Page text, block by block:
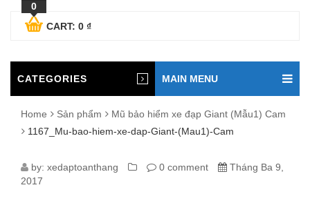
0
CART: 0 ₫
CATEGORIES MAIN MENU
Home Sản phẩm
Mũ bảo hiểm xe đạp Giant (Mẫu1) Cam
1167_Mu-bao-hiem-xe-dap-Giant-(Mau1)-Cam
1167_MU-
by: xedaptoanthang 0 comment
Tháng Ba 9,
2017